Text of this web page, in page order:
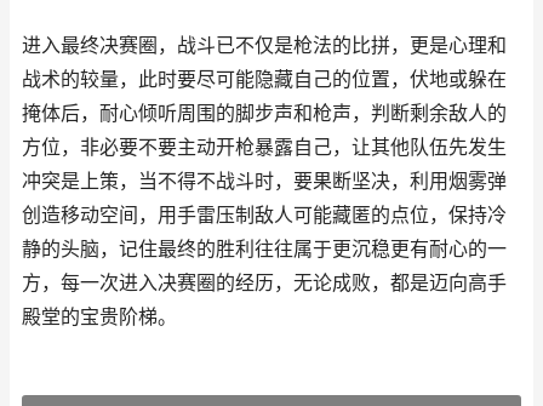
进入最终决赛圈，战斗已不仅是枪法的比拼，更是心理和
战术的较量，此时要尽可能隐藏自己的位置，伏地或躲在
掩体后，耐心倾听周围的脚步声和枪声，判断剩余敌人的
方位，非必要不要主动开枪暴露自己，让其他队伍先发生
冲突是上策，当不得不战斗时，要果断坚决，利用烟雾弹
创造移动空间，用手雷压制敌人可能藏匿的点位，保持冷
静的头脑，记住最终的胜利往往属于更沉稳更有耐心的一
方，每一次进入决赛圈的经历，无论成败，都是迈向高手
殿堂的宝贵阶梯。